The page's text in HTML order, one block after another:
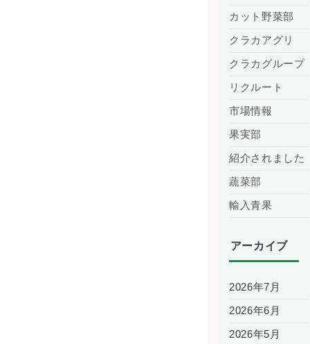
カット野菜部
クラカアグリ
クラカグループ
リクルート
市場情報
果実部
紹介されました
蔬菜部
輸入青果
アーカイブ
2026年7月
2026年6月
2026年5月